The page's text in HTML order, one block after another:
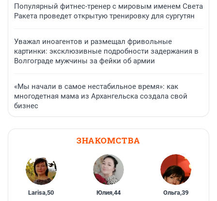
Популярный фитнес-тренер с мировым именем Света
Ракета проведет открытую тренировку для сургутян
Уважал иноагентов и размещал фривольные
картинки: эксклюзивные подробности задержания в
Волгограде мужчины за фейки об армии
«Мы начали в самое нестабильное время»: как
многодетная мама из Архангельска создала свой
бизнес
ЗНАКОМСТВА
Larisa,50 Юлия,44 Ольга,39